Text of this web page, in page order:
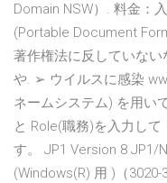
Domain NSW）. 料金：
(Portable Document
著作権法に反していな
や. ➢ ウイルスに感染
ネームシステム) を用い
と Role(職務)を入力し
す。 JP1 Version 8 JP1/
(Windows(R) 用 )（